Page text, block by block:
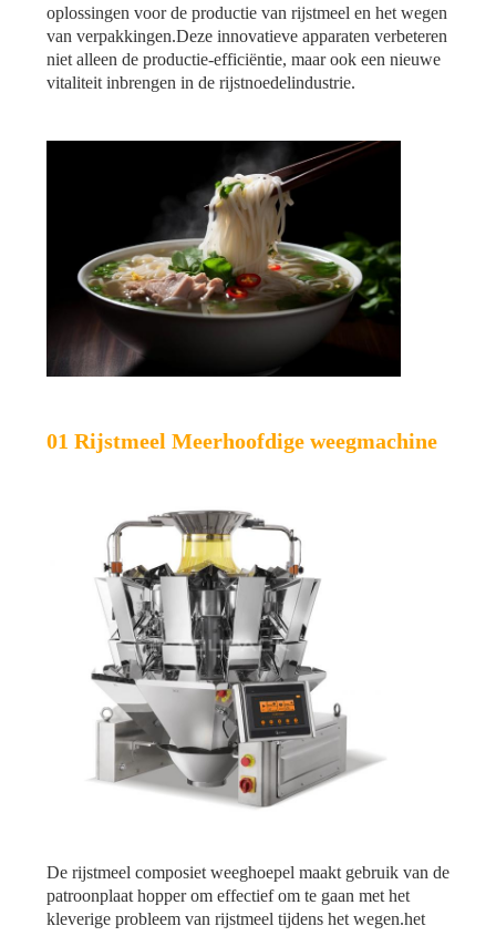
oplossingen voor de productie van rijstmeel en het wegen
van verpakkingen.Deze innovatieve apparaten verbeteren
niet alleen de productie-efficiëntie, maar ook een nieuwe
vitaliteit inbrengen in de rijstnoedelindustrie.
01 Rijstmeel Meerhoofdige weegmachine
De rijstmeel composiet weeghoepel maakt gebruik van de
patroonplaat hopper om effectief om te gaan met het
kleverige probleem van rijstmeel tijdens het wegen.het